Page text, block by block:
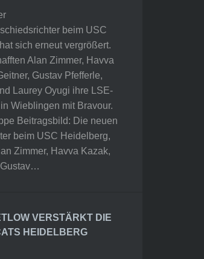
beim USC
sich erneut vergrößert.
Alan Zimmer, Havva
Gustav Pfefferle,
Laurey Oyugi ihre LSE-
Wieblingen mit Bravour.
Beitragsbild: Die neuen
beim USC Heidelberg,
Zimmer, Havva Kazak,
VERSTÄRKT DIE
HEIDELBERG